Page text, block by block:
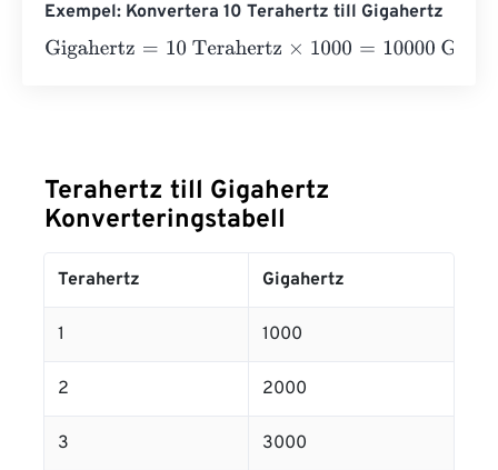
Exempel: Konvertera 10 Terahertz till Gigahertz
Gigahertz=10 Terahertz×1000 =10000 Gigahertz
Terahertz till Gigahertz
Konverteringstabell
Terahertz Gigahertz
1 1000
2 2000
3 3000